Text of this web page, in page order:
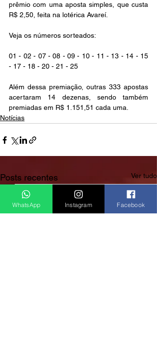
prêmio com uma aposta simples, que custa
R$ 2,50, feita na lotérica Avareí.
Veja os números sorteados:
01 - 02 - 07 - 08 - 09 - 10 - 11 - 13 - 14 - 15
- 17 - 18 - 20 - 21 - 25
Além dessa premiação, outras 333 apostas
acertaram 14 dezenas, sendo também
premiadas em R$ 1.151,51 cada uma.
Notícias
Posts recentes Ver tudo
WhatsApp Instagram Facebook